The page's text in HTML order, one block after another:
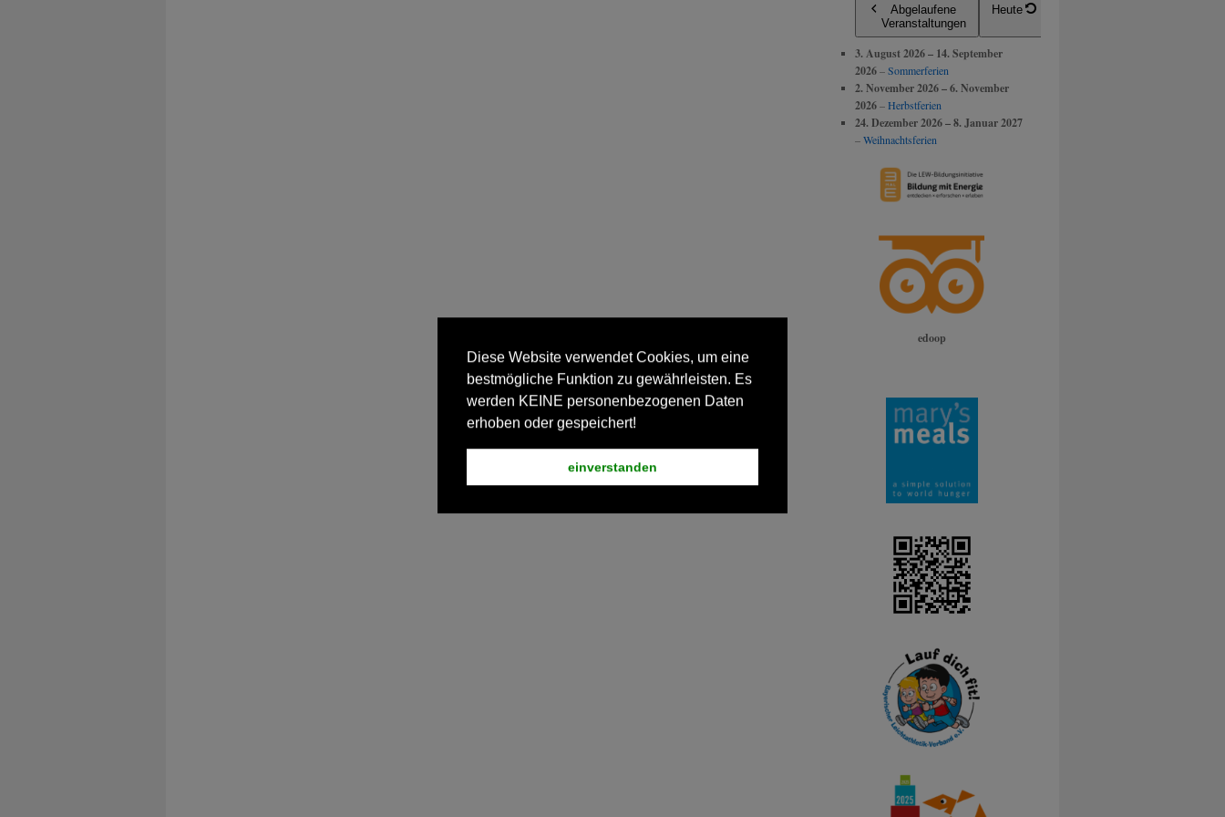
Abgelaufene
Veranstaltungen
Heute
3. August 2026 – 14. September
2026–Sommerferien
2. November 2026 – 6. November
2026–Herbstferien
24. Dezember 2026 – 8. Januar 2027
–Weihnachtsferien
edoop
Diese Website verwendet Cookies, um eine
bestmögliche Funktion zu gewährleisten. Es
werden KEINE personenbezogenen Daten
erhoben oder gespeichert!
einverstanden